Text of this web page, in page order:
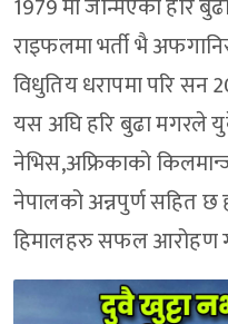
1979 मा जन्मिएका हरि
राइफलमा भर्ती भै
विधुतिय धरापमा परि सन
यस अघि हरि बुढा मगरले
नेभिस,अफ्रिकाको
नेपालको अन्नपुर्ण सहित छ
हिमालहरु सफल आरोहण